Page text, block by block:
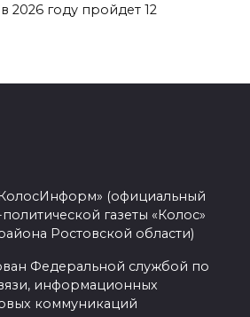
2026 году пройдет 12
(официальный
газеты «Колос»
Ростовской области)
Федеральной службой по
информационных
коммуникаций